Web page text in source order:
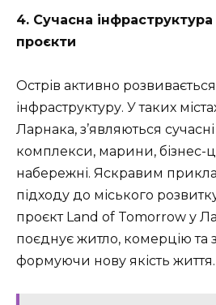
4. Сучасна
проєкти
Острів активно
інфраструктуру. У таких
Ларнака, з’являються
комплекси, марини, бізнес-
набережні. Яскравим
підходу до міського
проєкт Land of Tomorrow у
поєднує житло, комерцію та
формуючи нову якість життя.